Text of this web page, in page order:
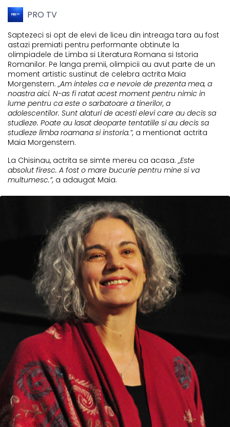
PRO TV
Saptezeci si opt de elevi de liceu din intreaga tara au fost
astazi premiati pentru performante obtinute la
olimpiadele de Limba si Literatura Romana si Istoria
Romanilor. Pe langa premii, olimpicii au avut parte de un
moment artistic sustinut de celebra actrita Maia
Morgenstern. „Am inteles ca e nevoie de prezenta mea, a
noastra aici. N-as fi ratat acest moment pentru nimic in
lume pentru ca este o sarbatoare a tinerilor, a
adolescentilor. Sunt alaturi de acesti elevi care au decis sa
studieze. Poate au lasat deoparte tentatiile si au decis sa
studieze limba roamana si instoria.”, a mentionat actrita
Maia Morgenstern.
La Chisinau, actrita se simte mereu ca acasa. „Este
absolut firesc. A fost o mare bucurie pentru mine si va
multumesc.”, a adaugat Maia.